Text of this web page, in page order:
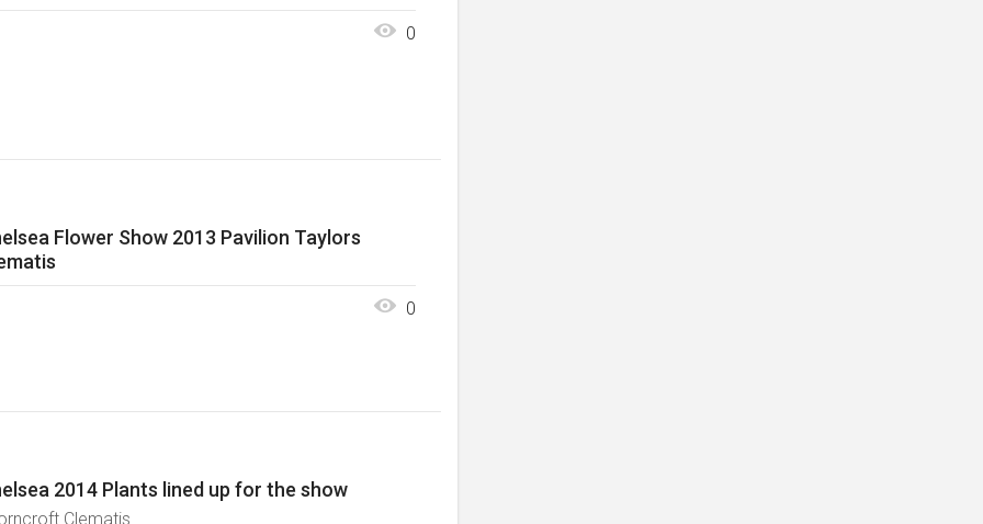
0
Flower Show 2013 Pavilion Taylors
0
2014 Plants lined up for the show
Clematis